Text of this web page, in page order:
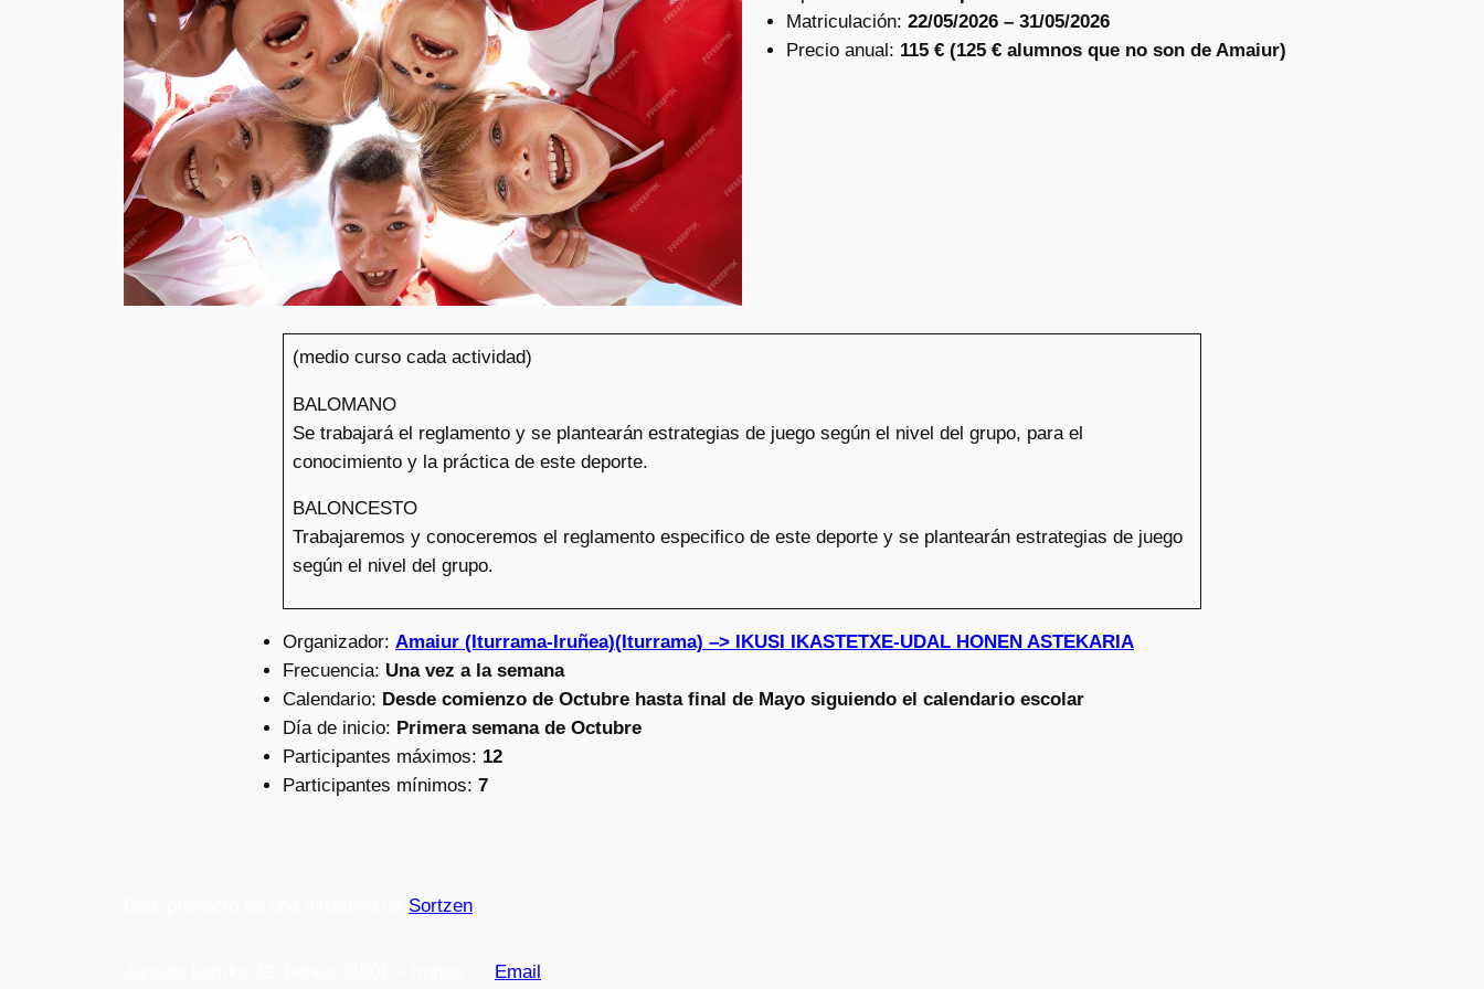
Matriculación: 22/05/2026 – 31/05/2026
Precio anual: 115 € (125 € alumnos que no son de Amaiur)
(medio curso cada actividad)
BALOMANO
Se trabajará el reglamento y se plantearán estrategias de juego según el nivel del grupo, para el
conocimiento y la práctica de este deporte.
BALONCESTO
Trabajaremos y conoceremos el reglamento especifico de este deporte y se plantearán estrategias de juego
según el nivel del grupo.
Organizador: Amaiur (Iturrama-Iruñea)(Iturrama) –> IKUSI IKASTETXE-UDAL HONEN ASTEKARIA
Frecuencia: Una vez a la semana
Calendario: Desde comienzo de Octubre hasta final de Mayo siguiendo el calendario escolar
Día de inicio: Primera semana de Octubre
Participantes máximos: 12
Participantes mínimos: 7
Sortzen
Email